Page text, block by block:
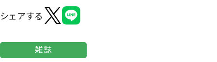
シェアする
雑誌